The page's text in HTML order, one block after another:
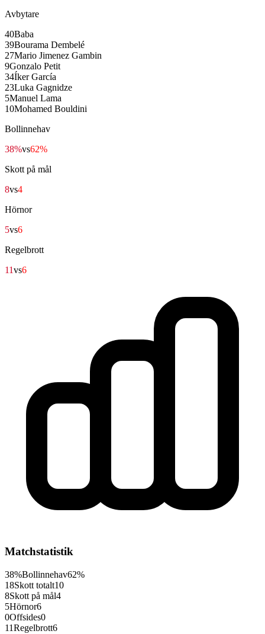
Avbytare
40Baba
39Bourama Dembelé
27Mario Jimenez Gambin
9Gonzalo Petit
34Íker García
23Luka Gagnidze
5Manuel Lama
10Mohamed Bouldini
Bollinnehav
38%vs62%
Skott på mål
8vs4
Hörnor
5vs6
Regelbrott
11vs6
Matchstatistik
38%Bollinnehav62%
18Skott totalt10
8Skott på mål4
5Hörnor6
0Offsides0
11Regelbrott6